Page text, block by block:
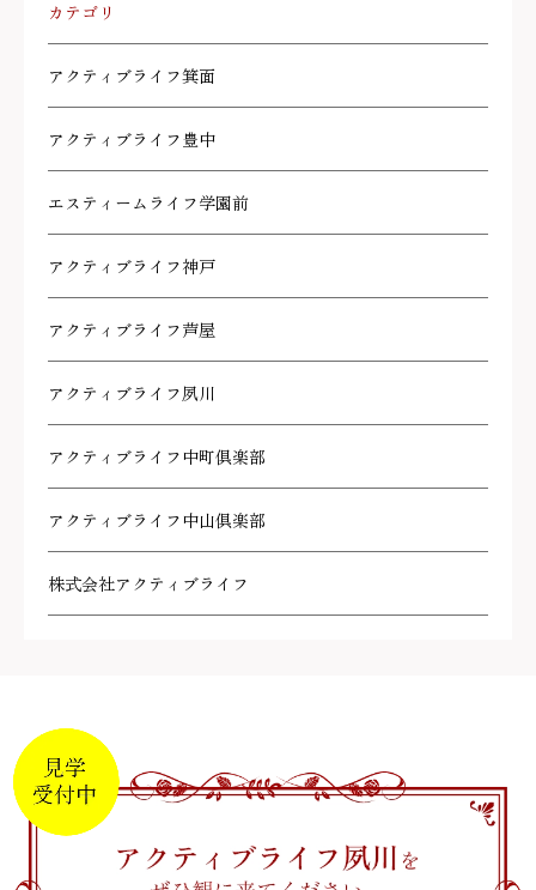
カテゴリ
アクティブライフ箕面
アクティブライフ豊中
エスティームライフ学園前
アクティブライフ神戸
アクティブライフ芦屋
アクティブライフ夙川
アクティブライフ中町倶楽部
アクティブライフ中山倶楽部
株式会社アクティブライフ